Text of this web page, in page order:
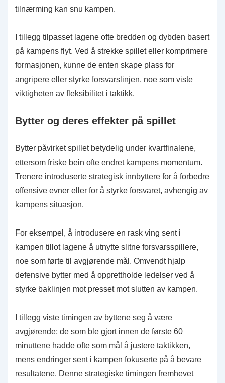
tilnærming kan snu kampen.
I tillegg tilpasset lagene ofte bredden og dybden basert
på kampens flyt. Ved å strekke spillet eller komprimere
formasjonen, kunne de enten skape plass for
angripere eller styrke forsvarslinjen, noe som viste
viktigheten av fleksibilitet i taktikk.
Bytter og deres effekter på spillet
Bytter påvirket spillet betydelig under kvartfinalene,
ettersom friske bein ofte endret kampens momentum.
Trenere introduserte strategisk innbyttere for å forbedre
offensive evner eller for å styrke forsvaret, avhengig av
kampens situasjon.
For eksempel, å introdusere en rask ving sent i
kampen tillot lagene å utnytte slitne forsvarsspillere,
noe som førte til avgjørende mål. Omvendt hjalp
defensive bytter med å opprettholde ledelser ved å
styrke baklinjen mot presset mot slutten av kampen.
I tillegg viste timingen av byttene seg å være
avgjørende; de som ble gjort innen de første 60
minuttene hadde ofte som mål å justere taktikken,
mens endringer sent i kampen fokuserte på å bevare
resultatene. Denne strategiske timingen fremhevet